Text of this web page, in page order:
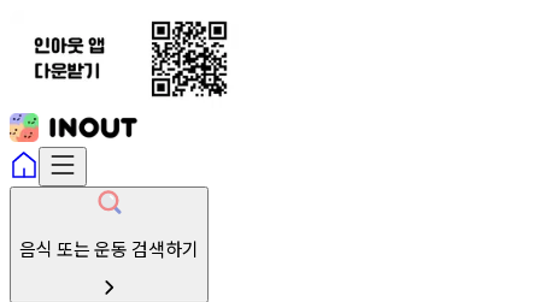
음식 또는 운동 검색하기